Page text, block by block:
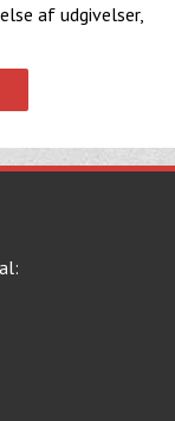
af udgivelser,